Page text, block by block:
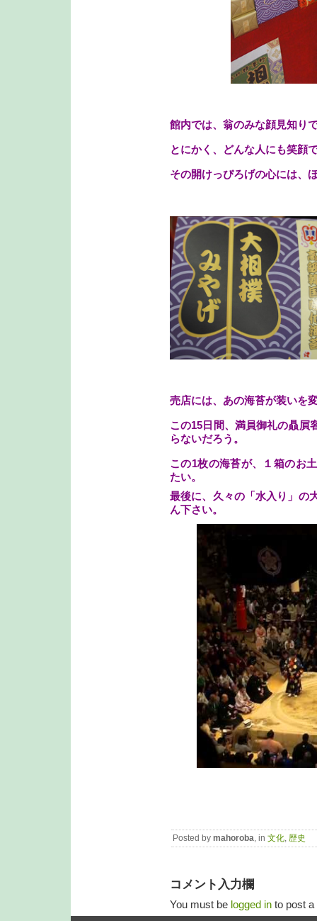
館内では、翁のみな顔見知り
とにかく、どんな人にも笑顔
その開けっぴろげの心には、
売店には、あの海苔が装いを
この15日間、満員御礼の贔屓
らないだろう。
この1枚の海苔が、１箱のお
たい。
最後に、久々の「水入り」の
ん下さい。
Posted by mahoroba, in 文化, 歴史
コメント入力欄
You must be logged in to post